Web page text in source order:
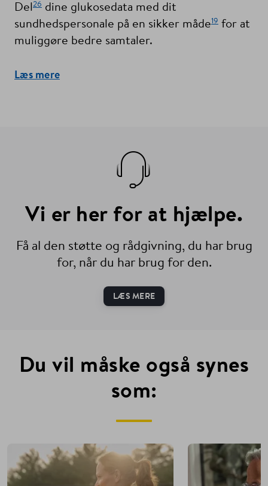
Del 26 dine glukosedata med dit
sundhedspersonale på en sikker måde19 for at
muliggøre bedre samtaler.
Læs mere
Vi er her for at hjælpe.
Få al den støtte og rådgivning, du har brug
for, når du har brug for den.
LÆS MERE
Du vil måske også synes
som: